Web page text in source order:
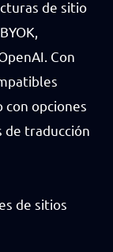
de sitio
Con
con opciones
de traducción
de sitios